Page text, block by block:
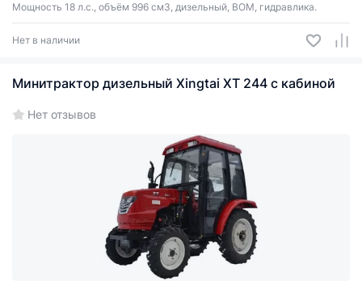
Мощность 18 л.с., объём 996 см3, дизельный, ВОМ, гидравлика.
Нет в наличии
Минитрактор дизельный Xingtai XT 244 с кабиной
Нет отзывов